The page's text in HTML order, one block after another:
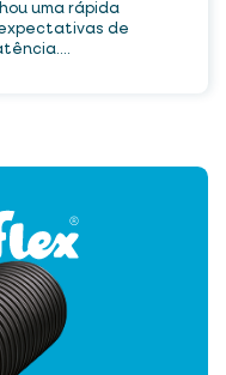
uma rápida
de